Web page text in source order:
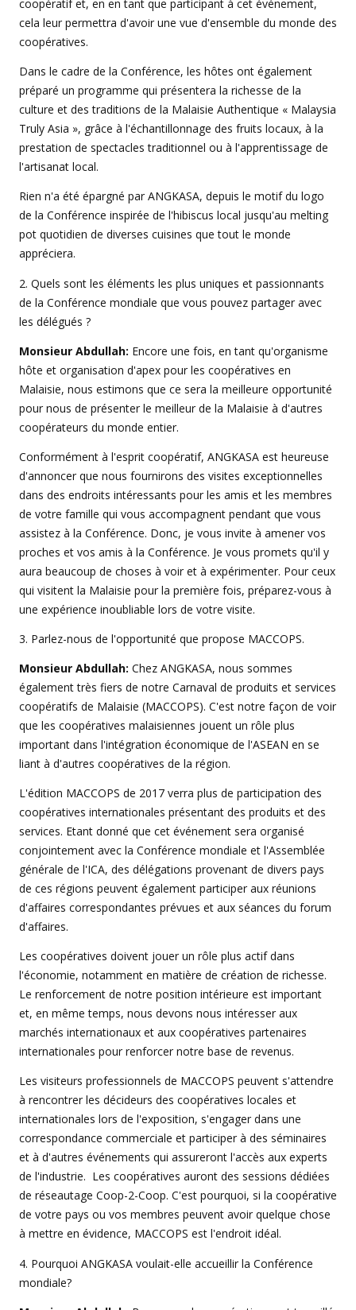
coopératif et, en en tant que participant à cet événement,
cela leur permettra d'avoir une vue d'ensemble du monde des
coopératives.
Dans le cadre de la Conférence, les hôtes ont également
préparé un programme qui présentera la richesse de la
culture et des traditions de la Malaisie Authentique « Malaysia
Truly Asia », grâce à l'échantillonnage des fruits locaux, à la
prestation de spectacles traditionnel ou à l'apprentissage de
l'artisanat local.
Rien n'a été épargné par ANGKASA, depuis le motif du logo
de la Conférence inspirée de l'hibiscus local jusqu'au melting
pot quotidien de diverses cuisines que tout le monde
appréciera.
2. Quels sont les éléments les plus uniques et passionnants
de la Conférence mondiale que vous pouvez partager avec
les délégués ?
Monsieur Abdullah: Encore une fois, en tant qu'organisme
hôte et organisation d'apex pour les coopératives en
Malaisie, nous estimons que ce sera la meilleure opportunité
pour nous de présenter le meilleur de la Malaisie à d'autres
coopérateurs du monde entier.
Conformément à l'esprit coopératif, ANGKASA est heureuse
d'annoncer que nous fournirons des visites exceptionnelles
dans des endroits intéressants pour les amis et les membres
de votre famille qui vous accompagnent pendant que vous
assistez à la Conférence. Donc, je vous invite à amener vos
proches et vos amis à la Conférence. Je vous promets qu'il y
aura beaucoup de choses à voir et à expérimenter. Pour ceux
qui visitent la Malaisie pour la première fois, préparez-vous à
une expérience inoubliable lors de votre visite.
3. Parlez-nous de l'opportunité que propose MACCOPS.
Monsieur Abdullah: Chez ANGKASA, nous sommes
également très fiers de notre Carnaval de produits et services
coopératifs de Malaisie (MACCOPS). C'est notre façon de voir
que les coopératives malaisiennes jouent un rôle plus
important dans l'intégration économique de l'ASEAN en se
liant à d'autres coopératives de la région.
L'édition MACCOPS de 2017 verra plus de participation des
coopératives internationales présentant des produits et des
services. Etant donné que cet événement sera organisé
conjointement avec la Conférence mondiale et l'Assemblée
générale de l'ICA, des délégations provenant de divers pays
de ces régions peuvent également participer aux réunions
d'affaires correspondantes prévues et aux séances du forum
d'affaires.
Les coopératives doivent jouer un rôle plus actif dans
l'économie, notamment en matière de création de richesse.
Le renforcement de notre position intérieure est important
et, en même temps, nous devons nous intéresser aux
marchés internationaux et aux coopératives partenaires
internationales pour renforcer notre base de revenus.
Les visiteurs professionnels de MACCOPS peuvent s'attendre
à rencontrer les décideurs des coopératives locales et
internationales lors de l'exposition, s'engager dans une
correspondance commerciale et participer à des séminaires
et à d'autres événements qui assureront l'accès aux experts
de l'industrie. Les coopératives auront des sessions dédiées
de réseautage Coop-2-Coop. C'est pourquoi, si la coopérative
de votre pays ou vos membres peuvent avoir quelque chose
à mettre en évidence, MACCOPS est l'endroit idéal.
4. Pourquoi ANGKASA voulait-elle accueillir la Conférence
mondiale?